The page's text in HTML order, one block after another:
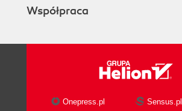
Współpraca
Onepress.pl Sensus.pl